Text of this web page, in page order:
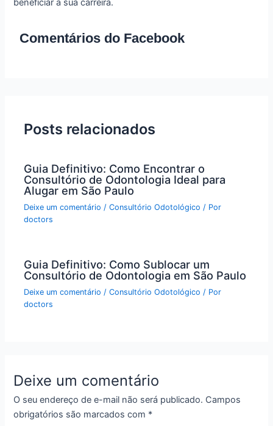
beneficiar a sua carreira.
Comentários do Facebook
Posts relacionados
Guia Definitivo: Como Encontrar o
Consultório de Odontologia Ideal para
Alugar em São Paulo
Deixe um comentário /Consultório Odotológico / Por
doctors
Guia Definitivo: Como Sublocar um
Consultório de Odontologia em São Paulo
Deixe um comentário /Consultório Odotológico / Por
doctors
Deixe um comentário
O seu endereço de e-mail não será publicado. Campos
obrigatórios são marcados com *